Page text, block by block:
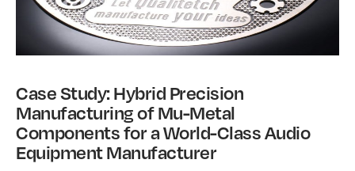
Case Study: Hybrid Precision
Manufacturing of Mu-Metal
Components for a World-Class Audio
Equipment Manufacturer